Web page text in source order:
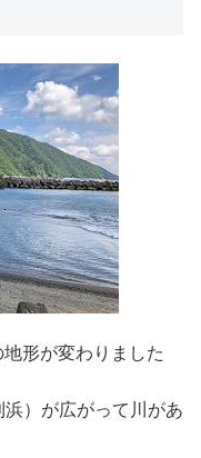
形が変わりました
）が広がって川があ